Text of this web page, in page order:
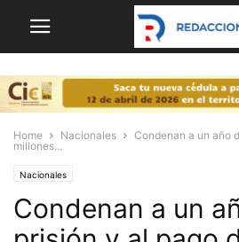
Home Nacionales
Condenan a un año
millones...
Nacionales
Condenan a un